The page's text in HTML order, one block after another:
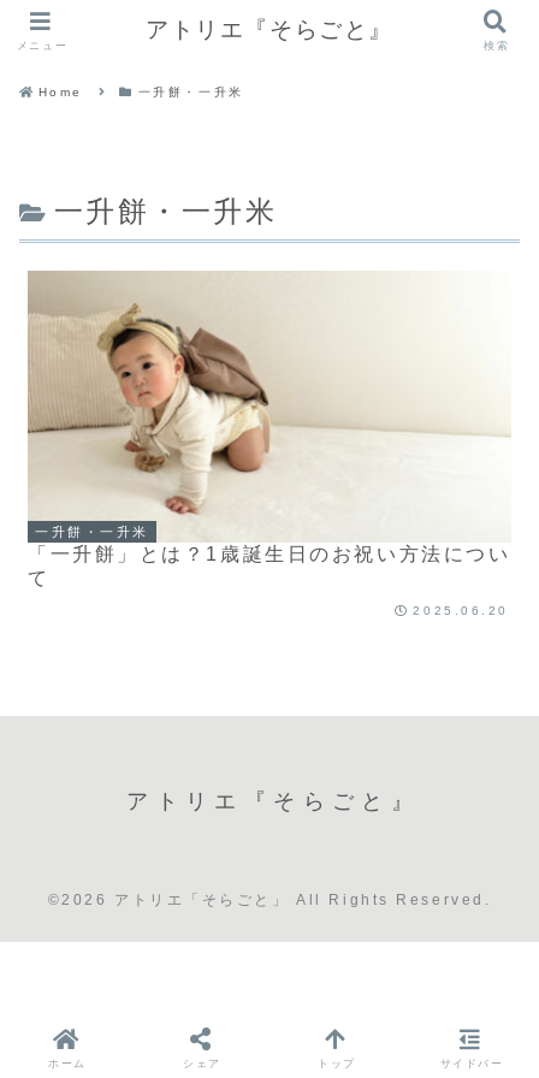
Home 一升餅・一升米
一升餅・一升米
一升餅・一升米
「一升餅」とは？1歳誕生日のお祝い方法につい
て
2025.06.20
アトリエ『そらごと』
©2026 アトリエ「そらごと」 All Rights Reserved.
メニュー
アトリエ『そらごと』
検索
ホーム シェア トップ サイドバー